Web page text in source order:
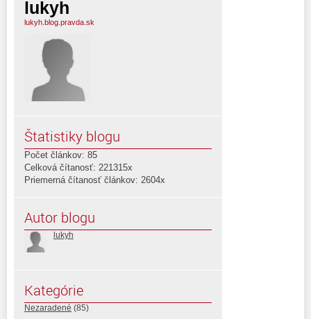
lukyh
lukyh.blog.pravda.sk
Štatistiky blogu
Počet článkov: 85
Celková čítanosť: 221315x
Priemerná čítanosť článkov: 2604x
Autor blogu
lukyh
Kategórie
Nezaradené (85)